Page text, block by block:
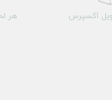
اکسپرس هر